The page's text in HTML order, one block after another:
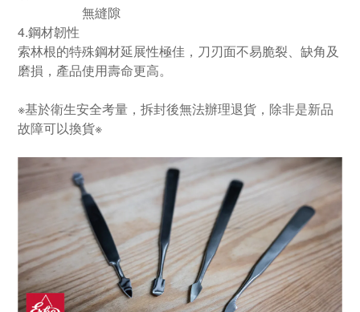
無縫隙
4.鋼材韌性
索林根的特殊鋼材延展性極佳，刀刃面不易脆裂、缺角及
磨損，產品使用壽命更高。
※基於衛生安全考量，拆封後無法辦理退貨，除非是新品
故障可以換貨※